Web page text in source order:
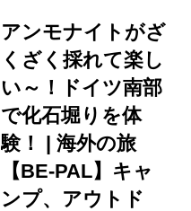
アンモナイトがざ
くざく採れて楽し
い～！ドイツ南部
で化石堀りを体
験！ | 海外の旅
【BE-PAL】キャ
ンプ、アウトド